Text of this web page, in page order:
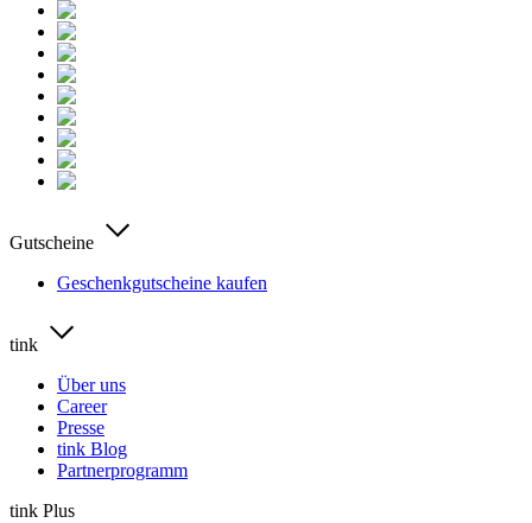
Gutscheine
Geschenkgutscheine kaufen
tink
Über uns
Career
Presse
tink Blog
Partnerprogramm
tink Plus